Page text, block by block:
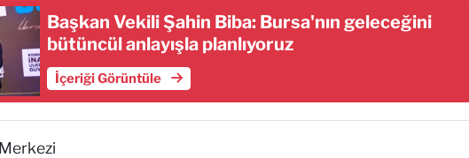
Başkan Vekili Şahin Biba: Bursa'nın geleceğini
bütüncül anlayışla planlıyoruz
İçeriği Görüntüle